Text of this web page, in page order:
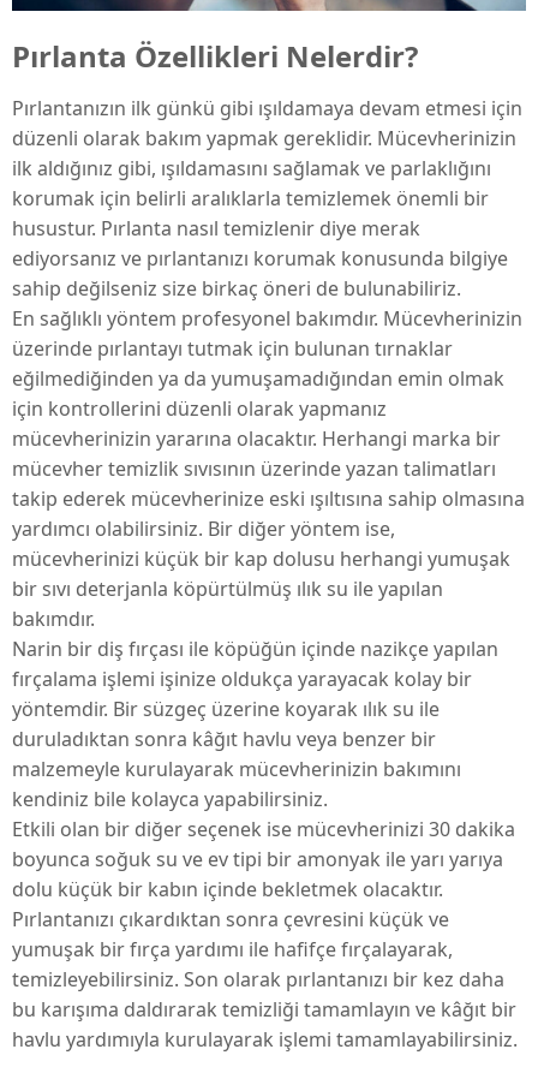
Pırlanta Özellikleri Nelerdir?
Pırlantanızın ilk günkü gibi ışıldamaya devam etmesi için
düzenli olarak bakım yapmak gereklidir. Mücevherinizin
ilk aldığınız gibi, ışıldamasını sağlamak ve parlaklığını
korumak için belirli aralıklarla temizlemek önemli bir
husustur. Pırlanta nasıl temizlenir diye merak
ediyorsanız ve pırlantanızı korumak konusunda bilgiye
sahip değilseniz size birkaç öneri de bulunabiliriz.
En sağlıklı yöntem profesyonel bakımdır. Mücevherinizin
üzerinde pırlantayı tutmak için bulunan tırnaklar
eğilmediğinden ya da yumuşamadığından emin olmak
için kontrollerini düzenli olarak yapmanız
mücevherinizin yararına olacaktır. Herhangi marka bir
mücevher temizlik sıvısının üzerinde yazan talimatları
takip ederek mücevherinize eski ışıltısına sahip olmasına
yardımcı olabilirsiniz. Bir diğer yöntem ise,
mücevherinizi küçük bir kap dolusu herhangi yumuşak
bir sıvı deterjanla köpürtülmüş ılık su ile yapılan
bakımdır.
Narin bir diş fırçası ile köpüğün içinde nazikçe yapılan
fırçalama işlemi işinize oldukça yarayacak kolay bir
yöntemdir. Bir süzgeç üzerine koyarak ılık su ile
duruladıktan sonra kâğıt havlu veya benzer bir
malzemeyle kurulayarak mücevherinizin bakımını
kendiniz bile kolayca yapabilirsiniz.
Etkili olan bir diğer seçenek ise mücevherinizi 30 dakika
boyunca soğuk su ve ev tipi bir amonyak ile yarı yarıya
dolu küçük bir kabın içinde bekletmek olacaktır.
Pırlantanızı çıkardıktan sonra çevresini küçük ve
yumuşak bir fırça yardımı ile hafifçe fırçalayarak,
temizleyebilirsiniz. Son olarak pırlantanızı bir kez daha
bu karışıma daldırarak temizliği tamamlayın ve kâğıt bir
havlu yardımıyla kurulayarak işlemi tamamlayabilirsiniz.